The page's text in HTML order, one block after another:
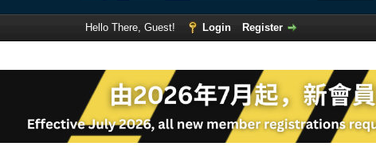
Hello There, Guest! Login
Register